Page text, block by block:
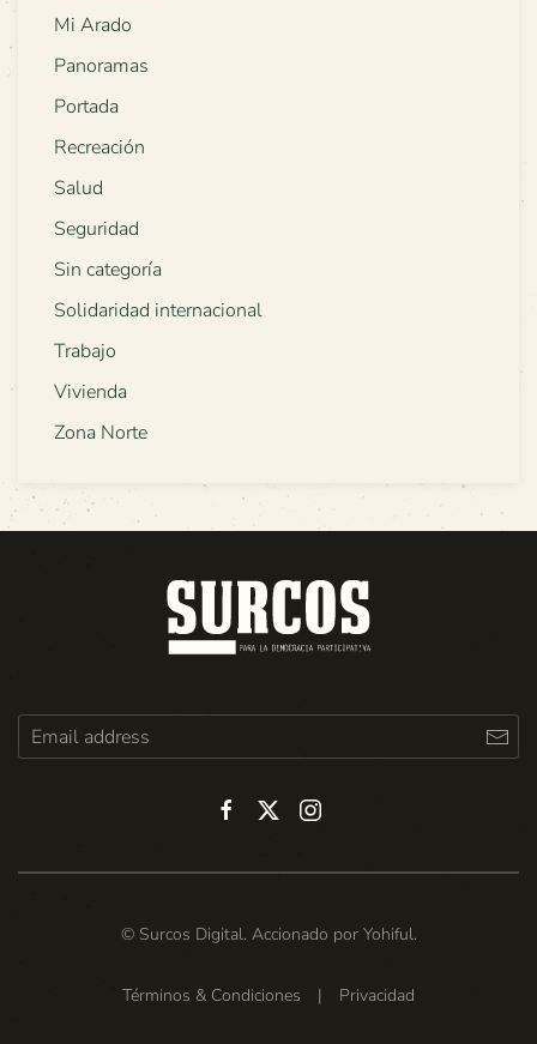
Mi Arado
Panoramas
Portada
Recreación
Salud
Seguridad
Sin categoría
Solidaridad internacional
Trabajo
Vivienda
Zona Norte
© Surcos Digital. Accionado por Yohiful.
Términos & Condiciones | Privacidad